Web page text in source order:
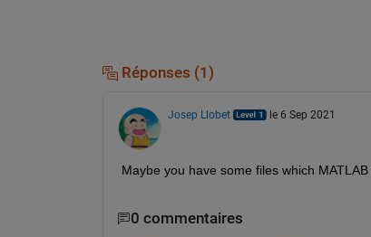
Réponses (1)
Josep Llobet le 6 Sep 2021
Maybe you have some files which
0 commentaires